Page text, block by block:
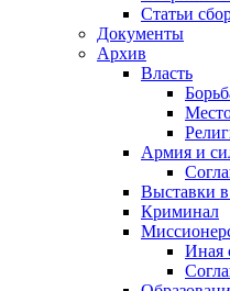
Статьи
Документы
Архив
Власть
Армия и
Выставки
Криминал
Иная